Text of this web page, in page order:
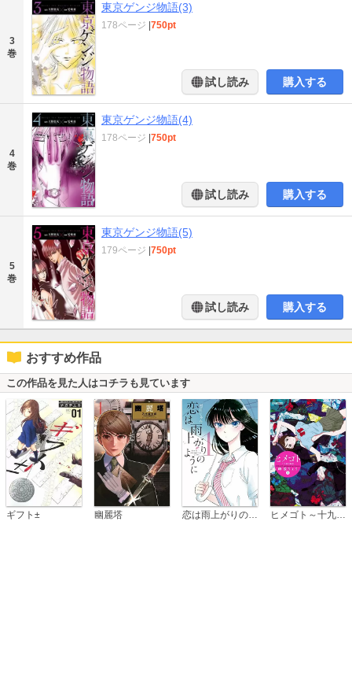
3
巻
東京ゲンジ物語(3)
178ページ 750pt
試し読み 購入する
4
巻
東京ゲンジ物語(4)
178ページ 750pt
試し読み 購入する
5
巻
東京ゲンジ物語(5)
179ページ 750pt
試し読み 購入する
おすすめ作品
この作品を見た人はコチラも見ています
ギフト± 幽麗塔 恋は雨上がりのように ヒメゴト～十九歳の制服～